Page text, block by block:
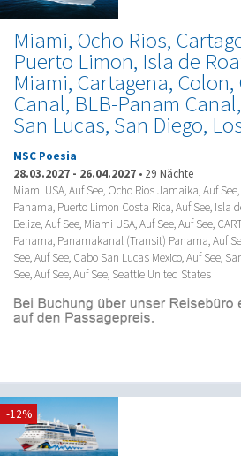
Miami, Ocho Rios,
Puerto Limon, Isla de
Miami, Cartagena, Colon,
Canal, BLB-Panam
San Lucas, San Diego,
MSC Poesia
28.03.2027 - 26.04.2027 • 29 Nächte
Miami USA, Auf See, Ocho Rios Jamaika, Auf
Panama, Puerto Limon Costa Rica, Auf See, Isla
Belize, Auf See, Miami USA, Auf See, Auf See,
Panama, Panamakanal (Transit) Panama, Auf
See, Auf See, Cabo San Lucas Mexico, Auf See,
See, Auf See, Auf See, Seattle United States
-12%